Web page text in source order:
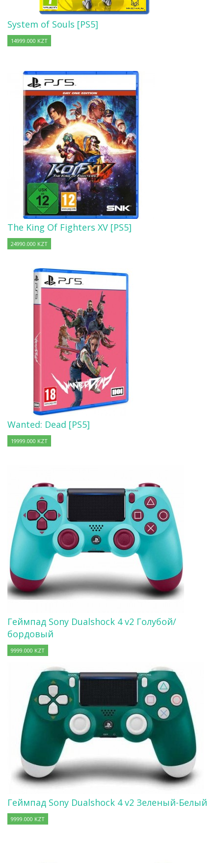
System of Souls [PS5]
14999.000 KZT
The King Of Fighters XV [PS5]
24990.000 KZT
Wanted: Dead [PS5]
19999.000 KZT
Геймпад Sony Dualshock 4 v2 Голубой/
бордовый
9999.000 KZT
Геймпад Sony Dualshock 4 v2 Зеленый-Белый
9999.000 KZT